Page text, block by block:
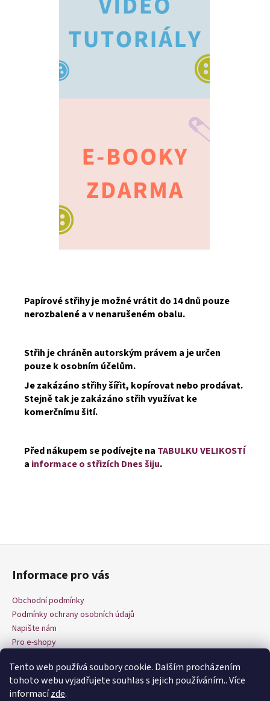
Tento web používá soubory cookie. Dalším procházením
tohoto webu vyjadřujete souhlas s jejich používáním.. Více
informacízde.
Papírové střihy je možné vrátit do 14 dnů pouze
nerozbalené a v nenarušeném obalu.
Střih je chráněn autorským právem a je určen
pouze k osobním účelům.
Je zakázáno střihy šířit, kopírovat nebo prodávat.
Stejně tak je zakázáno střih využívat ke
komerčnímu šití.
Před nákupem se podívejte na TABULKU VELIKOSTÍ
a informace o střizích Dnes šiju.
Z
Informace pro vás
Obchodní podmínky
Podmínky ochrany osobních údajů
Napište nám
Pro e-shopy